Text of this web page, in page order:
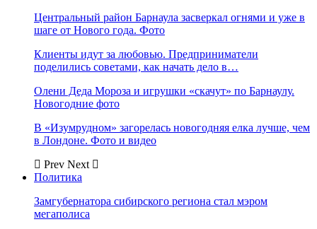
Центральный район Барнаула засверкал огнями и уже в
шаге от Нового года. Фото
Клиенты идут за любовью. Предприниматели
поделились советами, как начать дело в…
Олени Деда Мороза и игрушки «скачут» по Барнаулу.
Новогодние фото
В «Изумрудном» загорелась новогодняя елка лучше, чем
в Лондоне. Фото и видео
Prev Next
Политика
Замгубернатора сибирского региона стал мэром
мегаполиса